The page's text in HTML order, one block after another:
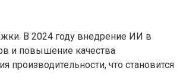
В 2024 году внедрение ИИ в
и повышение качества
что становится